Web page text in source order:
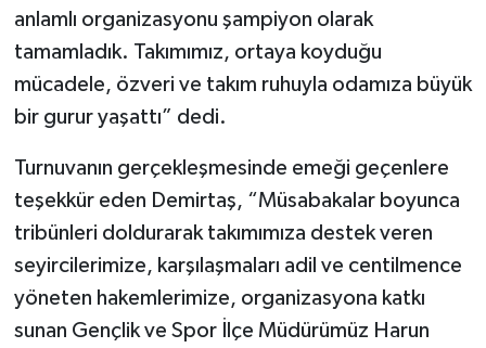
anlamlı organizasyonu şampiyon olarak
tamamladık. Takımımız, ortaya koyduğu
mücadele, özveri ve takım ruhuyla odamıza büyük
bir gurur yaşattı” dedi.
Turnuvanın gerçekleşmesinde emeği geçenlere
teşekkür eden Demirtaş, “Müsabakalar boyunca
tribünleri doldurarak takımımıza destek veren
seyircilerimize, karşılaşmaları adil ve centilmence
yöneten hakemlerimize, organizasyona katkı
sunan Gençlik ve Spor İlçe Müdürümüz Harun